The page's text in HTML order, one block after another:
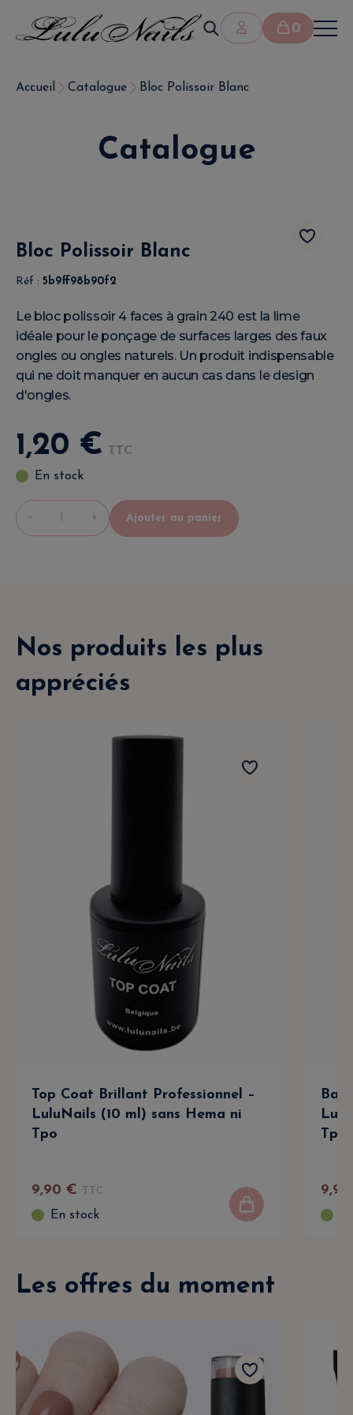
0
Accueil Catalogue Bloc Polissoir Blanc
Catalogue
Bloc Polissoir Blanc
Réf : 5b9ff98b90f2
Le bloc polissoir 4 faces à grain 240 est la lime
idéale pour le ponçage de surfaces larges des faux
ongles ou ongles naturels. Un produit indispensable
qui ne doit manquer en aucun cas dans le design
d'ongles.
1,20 € TTC
En stock
- + Ajouter au panier
Nos produits les plus
appréciés
Top Coat Brillant Professionnel –
LuluNails (10 ml) sans Hema ni
Tpo
9,90 € TTC
En stock
Tpo
9,90
Les offres du moment